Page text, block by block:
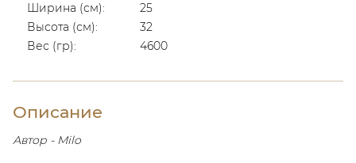
Ширина (см):
25
Высота (см):
32
Вес (гр):
4600
Описание
Автор - Milo